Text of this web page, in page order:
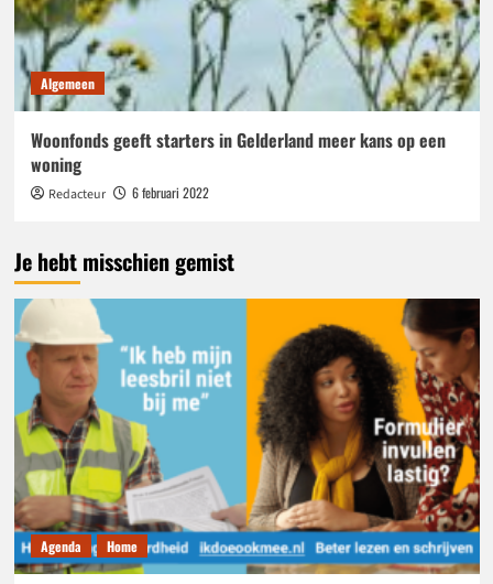
Algemeen
Woonfonds geeft starters in Gelderland meer kans op een
woning
Redacteur 6 februari 2022
Je hebt misschien gemist
Agenda Home